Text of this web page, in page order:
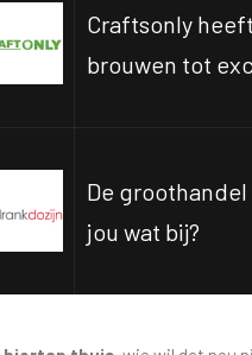
Craftsonly
brouwen tot
De
jou wat bij?